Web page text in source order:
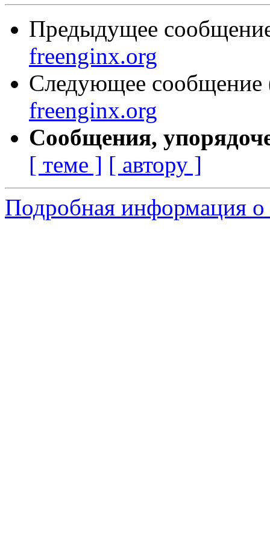
Предыдущее
freenginx.org
Следующее сообщение
freenginx.org
Сообщения,
[ теме ] [ автору ]
Подробная информация